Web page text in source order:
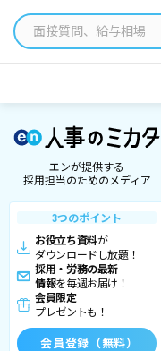
エンが提供する
採用担当のためのメディア
3つのポイント
お役立ち資料が
ダウンロードし放題！
採用・労務の最新
情報を毎週お届け！
会員限定
プレゼントも！
会員登録（無料）